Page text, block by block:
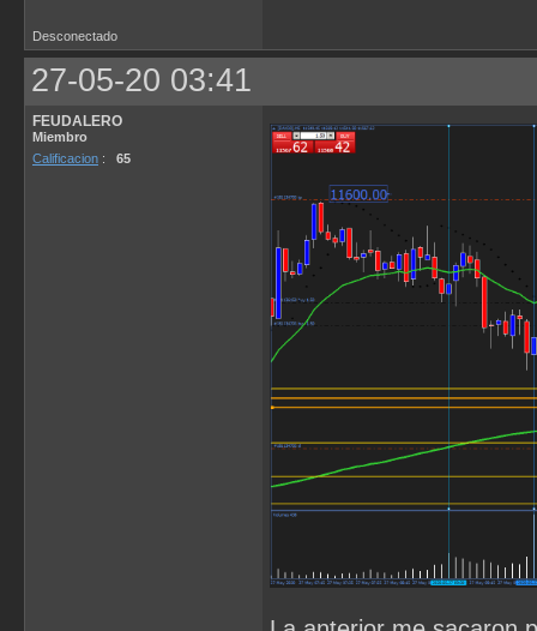
Desconectado
27-05-20 03:41
FEUDALERO
Miembro
Calificacion : 65